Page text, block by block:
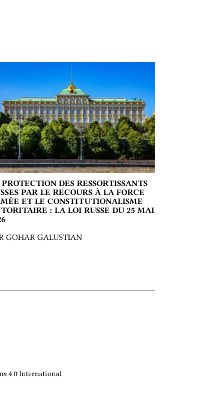
DES RESSORTISSANTS
PAR LE RECOURS À LA FORCE
ET LE CONSTITUTIONALISME
: LA LOI RUSSE DU 25 MAI
GOHAR GALUSTIAN
4.0 International.